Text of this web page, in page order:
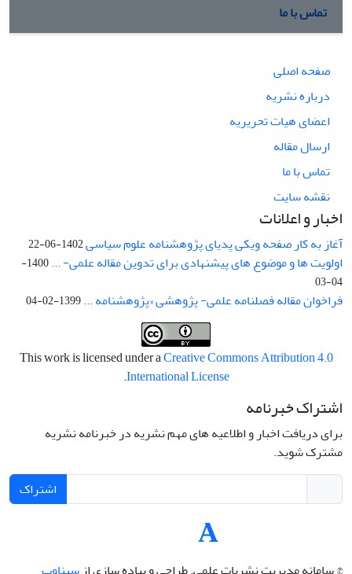
تماس با ما
صفحه اصلی
درباره نشریه
اعضای هیات تحریریه
ارسال مقاله
تماس با ما
نقشه سایت
اخبار و اعلانات
آغاز به کار صفحه ویکی پدیای پژوهشنامه علوم سیاسی1402-06-22
اولویت ها و موضوع های پیشنهادی برای تدوین مقاله علمی- ...
1400-
04-03
فراخوان مقاله فصلنامه علمی- پژوهشی «پژوهشنامه ...1399-02-04
This work is licensed under aCreative Commons Attribution 4.0
International License
.
اشتراک خبرنامه
برای دریافت اخبار و اطلاعیه های مهم نشریه در خبرنامه نشریه
مشترک شوید.
اشتراک